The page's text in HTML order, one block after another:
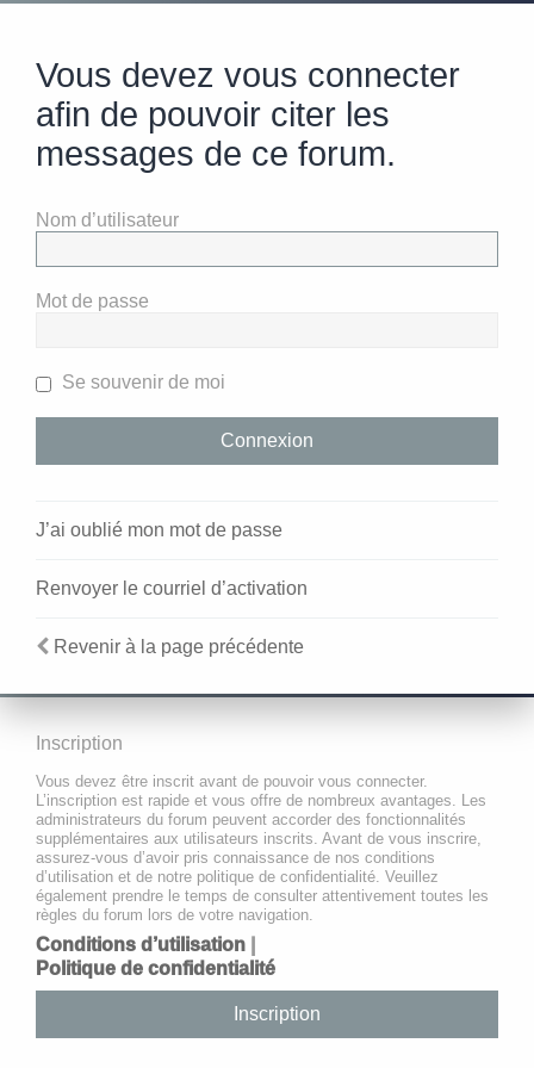
Vous devez vous connecter
afin de pouvoir citer les
messages de ce forum.
Nom d’utilisateur
Mot de passe
Se souvenir de moi
J’ai oublié mon mot de passe
Renvoyer le courriel d’activation
Revenir à la page précédente
Inscription
Vous devez être inscrit avant de pouvoir vous connecter.
L’inscription est rapide et vous offre de nombreux avantages. Les
administrateurs du forum peuvent accorder des fonctionnalités
supplémentaires aux utilisateurs inscrits. Avant de vous inscrire,
assurez-vous d’avoir pris connaissance de nos conditions
d’utilisation et de notre politique de confidentialité. Veuillez
également prendre le temps de consulter attentivement toutes les
règles du forum lors de votre navigation.
Conditions d’utilisation
Politique de confidentialité
Inscription